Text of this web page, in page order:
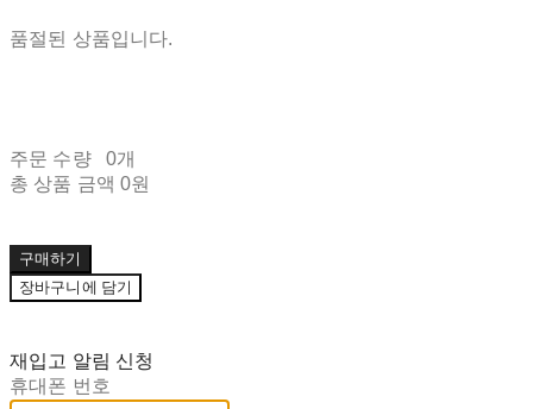
품절된 상품입니다.
주문 수량
0개
총 상품 금액 0원
구매하기
장바구니에 담기
재입고 알림 신청
휴대폰 번호